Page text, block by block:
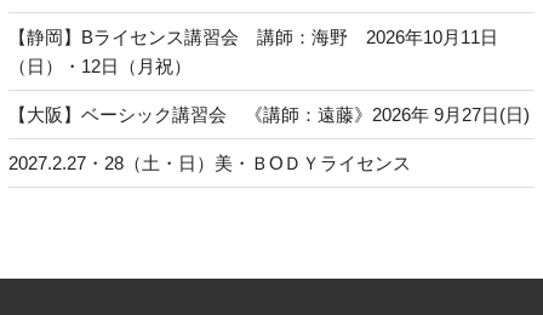
【静岡】Bライセンス講習会 講師：海野 2026年10月11日
（日）・12日（月祝）
【大阪】ベーシック講習会 《講師：遠藤》2026年 9月27日(日)
2027.2.27・28（土・日）美・ＢОＤＹライセンス